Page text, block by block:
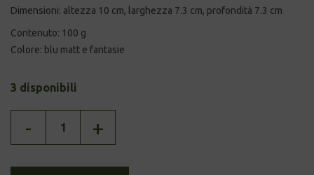
Dimensioni: altezza 10 cm, larghezza 7.3 cm, profondità 7.3 cm
Contenuto: 100 g
Colore: blu matt e fantasie
3 disponibili
GARDEN
- +